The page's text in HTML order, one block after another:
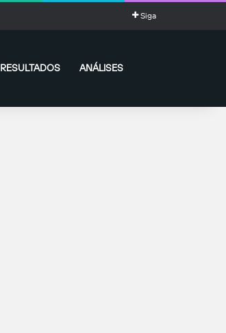
Siga
RESULTADOS ANÁLISES